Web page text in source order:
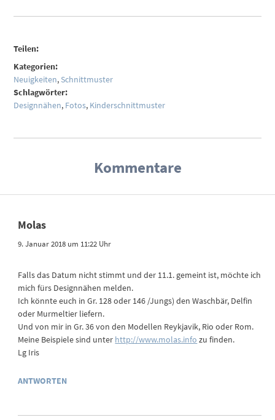
Teilen:
Kategorien:
Neuigkeiten, Schnittmuster
Schlagwörter:
Designnähen, Fotos, Kinderschnittmuster
Kommentare
Molas
9. Januar 2018 um 11:22 Uhr
Falls das Datum nicht stimmt und der 11.1. gemeint ist, möchte ich
mich fürs Designnähen melden.
Ich könnte euch in Gr. 128 oder 146 /Jungs) den Waschbär, Delfin
oder Murmeltier liefern.
Und von mir in Gr. 36 von den Modellen Reykjavik, Rio oder Rom.
Meine Beispiele sind unter http://www.molas.info zu finden.
Lg Iris
ANTWORTEN